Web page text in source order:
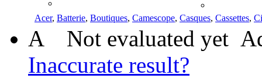
Acer, Batterie, Boutiques, Camescope, Casques, Cassettes,
A Not evaluated yet
Inaccurate result?